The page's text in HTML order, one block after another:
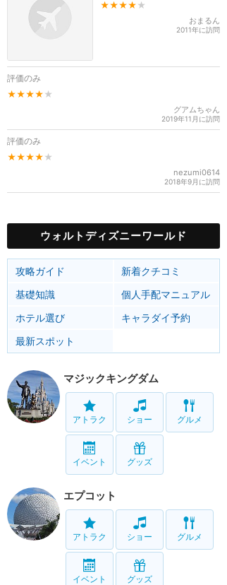
★★★★ ★
おまるん
2011年に訪問
評価のみ
★★★★ ★
グアムちゃん
2019年11月に訪問
評価のみ
★★★★ ★
nezumi0614
2018年9月に訪問
ウォルトディズニーワールド
攻略ガイド
新着クチコミ
基礎知識
個人手配マニュアル
ホテル選び
キャラダイ予約
最新スポット
マジックキングダム
アトラク ショー グルメ
イベント グッズ
エプコット
アトラク ショー グルメ
イベント グッズ